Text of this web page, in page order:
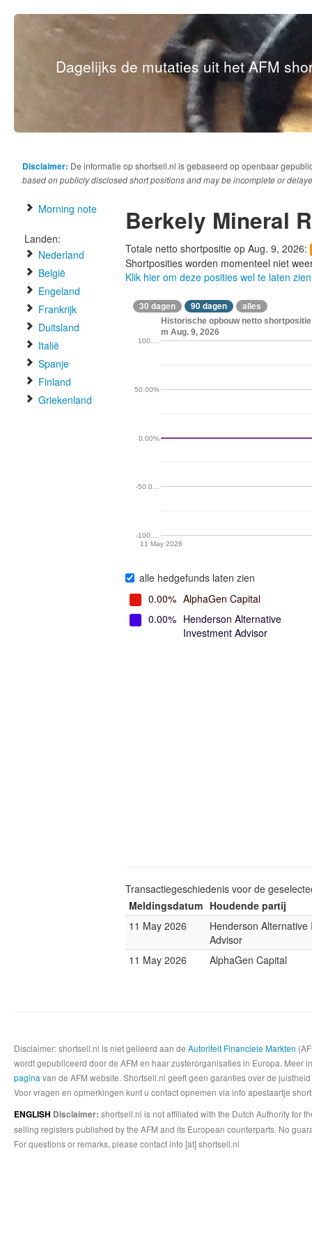
Dagelijks de mutaties uit het AFM
Disclaimer: De informatie op shortsell.nl is gebaseerd op openbaar
based on publicly disclosed short positions and may be incomplete or
Morning note
Landen:
Nederland
België
Engeland
Frankrijk
Duitsland
Italië
Spanje
Finland
Griekenland
Berkely Mineral
Totale netto shortpositie op Aug. 9, 2026:
Shortposities worden momenteel niet
Klik hier om deze posities wel te laten zien
30 dagen 90 dagen alles
Historische opbouw netto
m Aug. 9, 2026
11 May 2026
-100.…
-50.0…
0.00%
50.00%
100.…
alle hedgefunds laten zien
0.00% AlphaGen Capital
0.00% Henderson Alternative
Investment Advisor
Transactiegeschiedenis voor de
Meldingsdatum Houdende partij
11 May 2026
Henderson Alternative
Advisor
11 May 2026
AlphaGen Capital
Disclaimer: shortsell.nl is niet gelieerd aan de Autoriteit Financiele Markten
wordt gepubliceerd door de AFM en haar zusterorganisaties in Europa.
pagina van de AFM website. Shortsell.nl geeft geen garanties over de
Voor vragen en opmerkingen kunt u contact opnemen via info apestaartje
ENGLISH Disclaimer: shortsell.nl is not affiliated with the Dutch Authority for
selling registers published by the AFM and its European counterparts. No
For questions or remarks, please contact info [at] shortsell.nl